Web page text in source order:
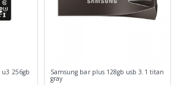
256gb Samsung bar plus 128gb usb 3.1 titan
gray